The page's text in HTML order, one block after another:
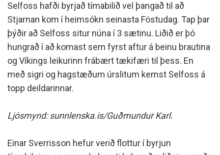
Selfoss hafði byrjað tímabilið vel þangað til að
Stjarnan kom í heimsókn seinasta Föstudag. Tap þar
þýðir að Selfoss situr núna í 3 sætinu. Liðið er þó
hungrað í að komast sem fyrst aftur á beinu brautina
og Víkings leikurinn frábært tækifæri til þess. En
með sigri og hagstæðum úrslitum kemst Selfoss á
topp deildarinnar.
Ljósmynd: sunnlenska.is/Guðmundur Karl.
Einar Sverrisson hefur verið flottur í byrjun